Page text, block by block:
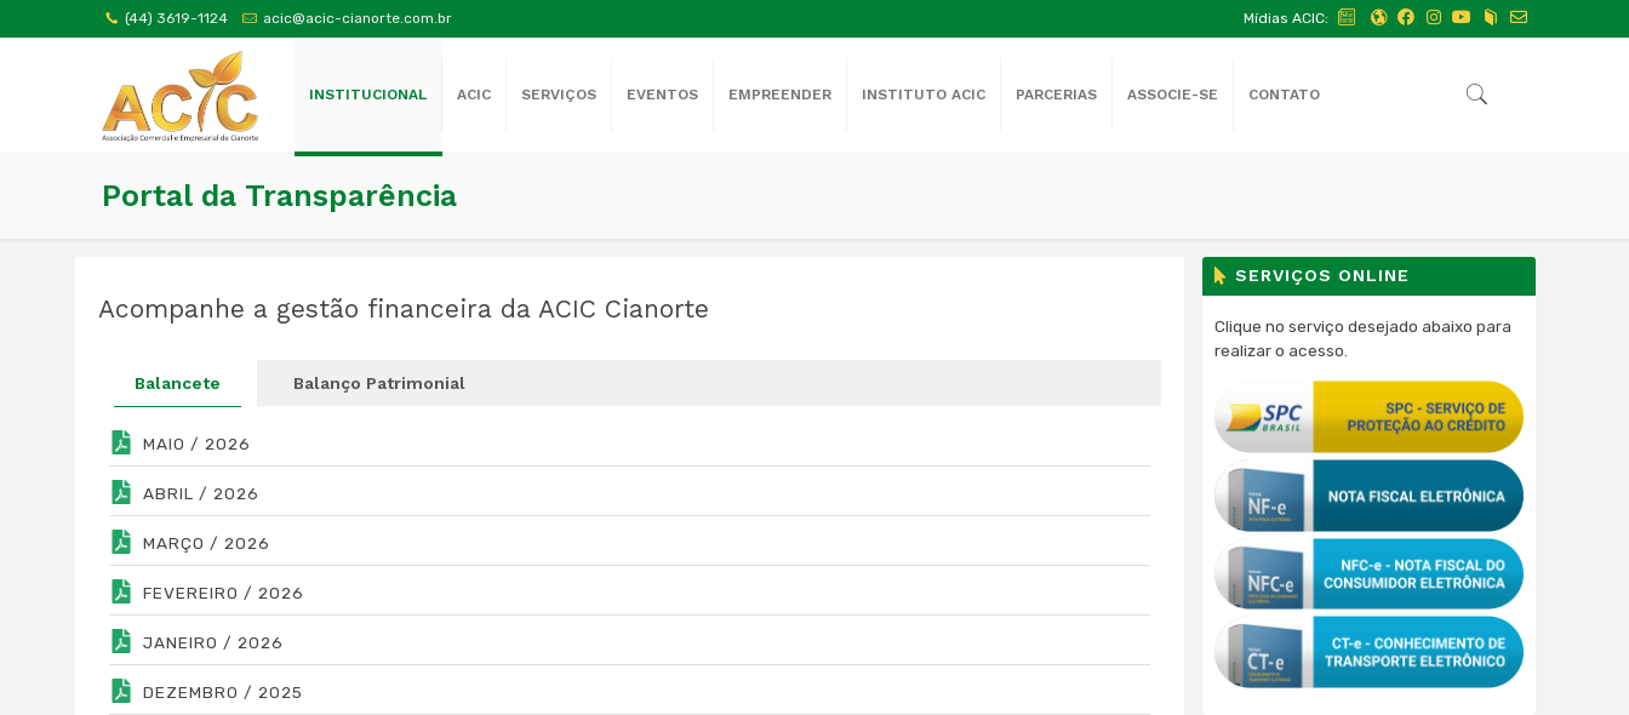
(44) 3619-1124 acic@acic-cianorte.com.br Mídias ACIC:
INSTITUCIONAL ACIC SERVIÇOS EVENTOS EMPREENDER INSTITUTO ACIC PARCERIAS ASSOCIE-SE CONTATO
Portal da Transparência
Acompanhe a gestão financeira da ACIC Cianorte
Balancete Balanço Patrimonial
MAIO / 2026
ABRIL / 2026
MARÇO / 2026
FEVEREIRO / 2026
JANEIRO / 2026
DEZEMBRO / 2025
SERVIÇOS ONLINE
Clique no serviço desejado abaixo para
realizar o acesso.